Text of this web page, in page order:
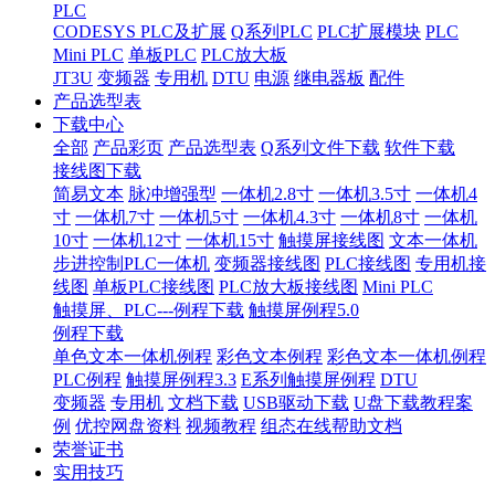
PLC
CODESYS PLC及扩展 Q系列PLC PLC扩展模块 PLC
Mini PLC 单板PLC PLC放大板
JT3U 变频器 专用机 DTU 电源 继电器板 配件
产品选型表
下载中心
全部 产品彩页 产品选型表 Q系列文件下载 软件下载
接线图下载
简易文本 脉冲增强型 一体机2.8寸 一体机3.5寸 一体机4
寸 一体机7寸 一体机5寸 一体机4.3寸 一体机8寸 一体机
10寸 一体机12寸 一体机15寸 触摸屏接线图 文本一体机
步进控制PLC一体机 变频器接线图 PLC接线图 专用机接
线图 单板PLC接线图 PLC放大板接线图 Mini PLC
触摸屏、PLC---例程下载 触摸屏例程5.0
例程下载
单色文本一体机例程 彩色文本例程 彩色文本一体机例程
PLC例程 触摸屏例程3.3 E系列触摸屏例程 DTU
变频器 专用机 文档下载 USB驱动下载 U盘下载教程案
例 优控网盘资料 视频教程 组态在线帮助文档
荣誉证书
实用技巧